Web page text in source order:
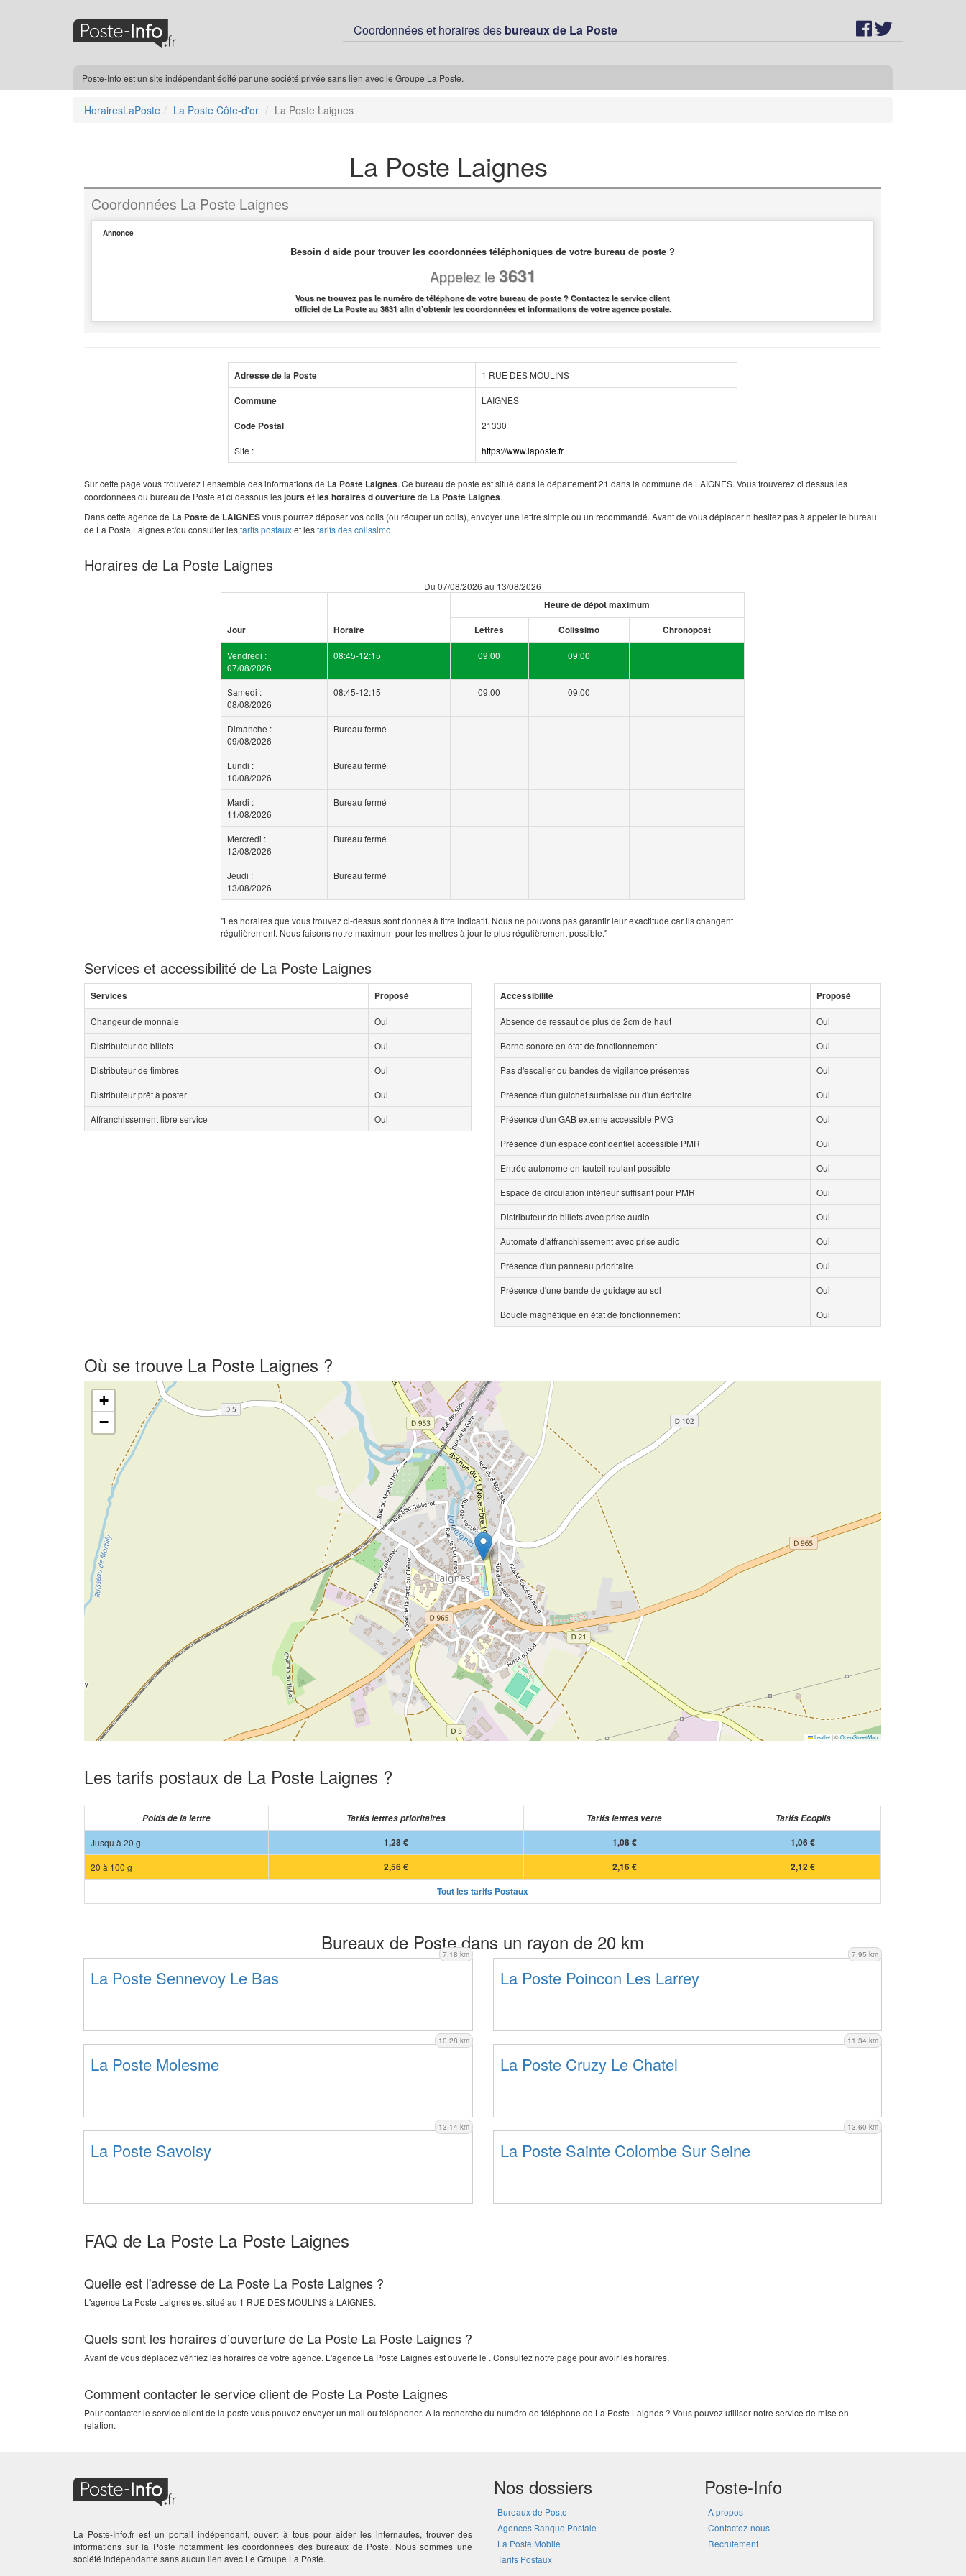
Coordonnées et horaires des bureaux de La Poste
Poste-Info est un site indépendant édité par une société privée sans lien avec le Groupe La Poste.
HorairesLaPoste La Poste Côte-d'or La Poste Laignes
La Poste Laignes
Coordonnées La Poste Laignes
Annonce
Besoin d aide pour trouver les coordonnées téléphoniques de votre bureau de poste ?
Appelez le3631
Vous ne trouvez pas le numéro de téléphone de votre bureau de poste ? Contactez le service client
officiel de La Poste au 3631 afin d’obtenir les coordonnées et informations de votre agence postale.
Adresse de la Poste 1 RUE DES MOULINS
Commune LAIGNES
Code Postal 21330
Site : https://www.laposte.fr
Sur cette page vous trouverez l ensemble des informations de La Poste Laignes. Ce bureau de poste est situé dans le département 21 dans la commune de LAIGNES. Vous trouverez ci dessus les
coordonnées du bureau de Poste et ci dessous lesjours et les horaires d ouverturede La Poste Laignes.
Dans cette agence de La Poste de LAIGNESvous pourrez déposer vos colis (ou récuper un colis), envoyer une lettre simple ou un recommandé. Avant de vous déplacer n hesitez pas à appeler le bureau
de La Poste Laignes et/ou consulter lestarifs postauxet lestarifs des colissimo.
Horaires de La Poste Laignes
Du 07/08/2026 au 13/08/2026
Jour Horaire
Heure de dépot maximum
Lettres Colissimo Chronopost
Vendredi :
07/08/2026
08:45-12:15 09:00 09:00
Samedi :
08/08/2026
08:45-12:15 09:00 09:00
Dimanche :
09/08/2026
Bureau fermé
Lundi :
10/08/2026
Bureau fermé
Mardi :
11/08/2026
Bureau fermé
Mercredi :
12/08/2026
Bureau fermé
Jeudi :
13/08/2026
Bureau fermé
"Les horaires que vous trouvez ci-dessus sont donnés à titre indicatif. Nous ne pouvons pas garantir leur exactitude car ils changent
régulièrement. Nous faisons notre maximum pour les mettres à jour le plus régulièrement possible."
Services et accessibilité de La Poste Laignes
Services Proposé
Changeur de monnaie
Oui
Distributeur de billets
Oui
Distributeur de timbres
Oui
Distributeur prêt à poster
Oui
Affranchissement libre service
Oui
Accessibilité Proposé
Absence de ressaut de plus de 2cm de haut
Oui
Borne sonore en état de fonctionnement
Oui
Pas d'escalier ou bandes de vigilance présentes
Oui
Présence d'un guichet surbaisse ou d'un écritoire
Oui
Présence d'un GAB externe accessible PMG
Oui
Présence d'un espace confidentiel accessible PMR
Oui
Entrée autonome en fauteil roulant possible
Oui
Espace de circulation intérieur suffisant pour PMR
Oui
Distributeur de billets avec prise audio
Oui
Automate d'affranchissement avec prise audio
Oui
Présence d'un panneau prioritaire
Oui
Présence d'une bande de guidage au sol
Oui
Boucle magnétique en état de fonctionnement
Oui
Où se trouve La Poste Laignes ?
+
−
Leaflet|©OpenStreetMap
Les tarifs postaux de La Poste Laignes ?
Poids de la lettre Tarifs lettres prioritaires Tarifs lettres verte
Tarifs Ecoplis
Jusqu à 20 g
1,28 € 1,08 €
1,06 €
20 à 100 g
2,56 € 2,16 €
2,12 €
Tout les tarifs Postaux
Bureaux de Poste dans un rayon de 20 km
7,18 km
La Poste Sennevoy Le Bas
7,95 km
La Poste Poincon Les Larrey
10,28 km
La Poste Molesme
11,34 km
La Poste Cruzy Le Chatel
13,14 km
La Poste Savoisy
13,60 km
La Poste Sainte Colombe Sur Seine
FAQ de La Poste La Poste Laignes
Quelle est l'adresse de La Poste La Poste Laignes ?
L'agence La Poste Laignesest situé au 1 RUE DES MOULINSà LAIGNES.
Quels sont les horaires d’ouverture de La Poste La Poste Laignes ?
Avant de vous déplacez vérifiez les horaires de votre agence. L'agence La Poste Laignes est ouverte le . Consultez notre page pour avoir les horaires.
Comment contacter le service client de Poste La Poste Laignes
Pour contacter le service client de la poste vous pouvez envoyer un mail ou téléphoner. A la recherche du numéro de téléphone de La Poste Laignes ? Vous pouvez utiliser notre service de mise en
relation.
La Poste-Info.fr est un portail indépendant, ouvert à tous pour aider les internautes, trouver des
informations sur la Poste notamment les coordonnées des bureaux de Poste. Nous sommes une
société indépendante sans aucun lien avec Le Groupe La Poste.
Nos dossiers
Bureaux de Poste
Agences Banque Postale
La Poste Mobile
Tarifs Postaux
Poste-Info
A propos
Contactez-nous
Recrutement